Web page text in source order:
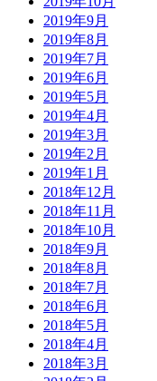
2019年9月
2019年8月
2019年7月
2019年6月
2019年5月
2019年4月
2019年3月
2019年2月
2019年1月
2018年12月
2018年11月
2018年10月
2018年9月
2018年8月
2018年7月
2018年6月
2018年5月
2018年4月
2018年3月